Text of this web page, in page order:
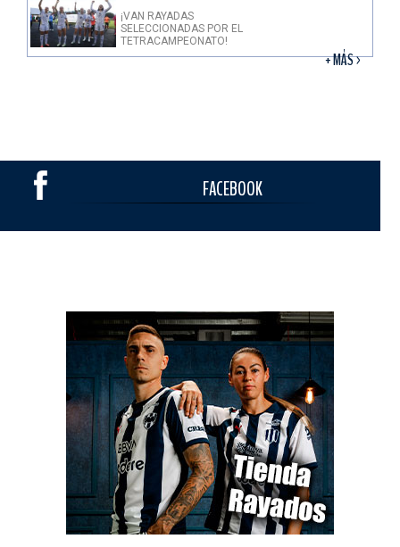
¡VAN RAYADAS
SELECCIONADAS POR EL
TETRACAMPEONATO!
+ MÁS >
FACEBOOK